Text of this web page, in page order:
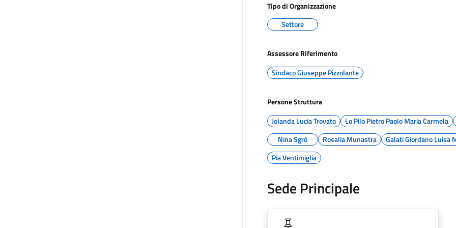
Tipo di Organizzazione
Settore
Assessore Riferimento
Sindaco Giuseppe Pizzolante
Persone Struttura
Jolanda Lucia Trovato
Lo Pilo Pietro Paolo Maria Carmela
Nina Sgrò
Rosalia Munastra
Galati Giordano Luisa
Pia Ventimiglia
Sede Principale